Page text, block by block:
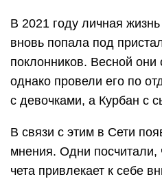
В 2021 году личная
вновь попала под
поклонников. Весной они
однако провели его по
с девочками, а Курбан с
В связи с этим в Сети
мнения. Одни посчитали,
чета привлекает к себе